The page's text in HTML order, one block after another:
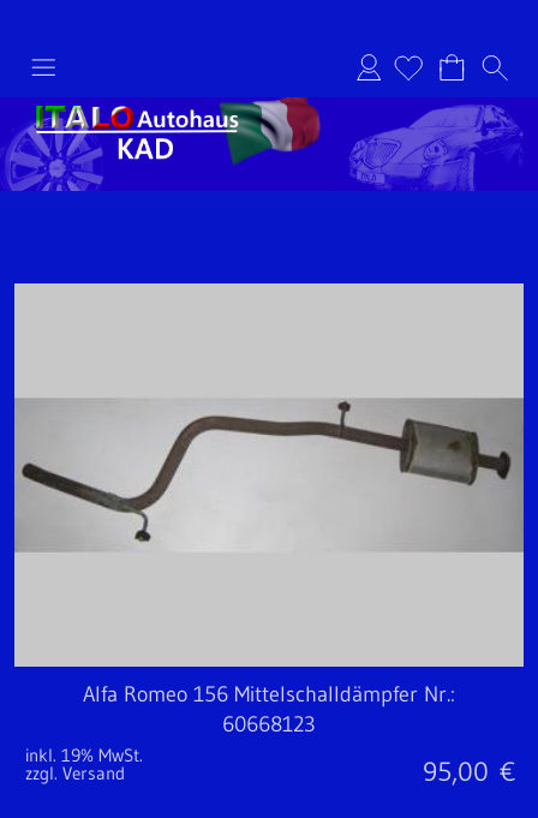
Anmelden
Alfa Romeo 156 Mittelschalldämpfer Nr.:
60668123
inkl. 19% MwSt.
zzgl. Versand 95,00 €